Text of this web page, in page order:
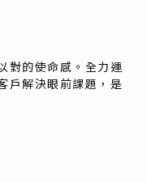
對的使命感。全力運
戶解決眼前課題，是